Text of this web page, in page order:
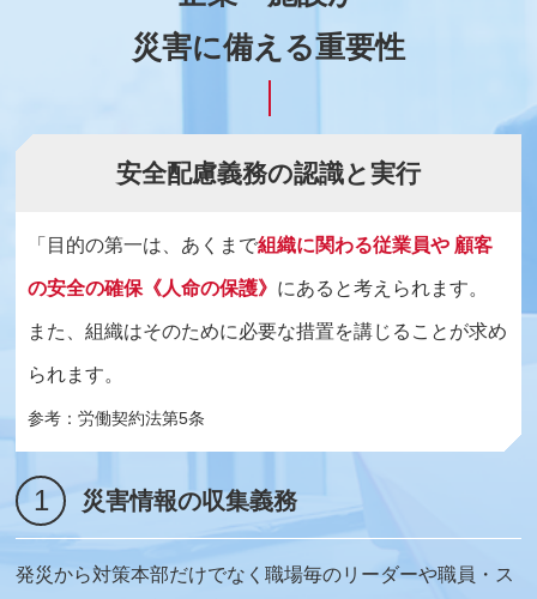
災害に備える重要性
安全配慮義務の認識と実行
「目的の第一は、あくまで組織に関わる従業員や 顧客
の安全の確保《人命の保護》 にあると考えられます。
また、組織はそのために必要な措置を講じることが求め
られます。
参考：労働契約法第5条
1 災害情報の収集義務
発災から対策本部だけでなく職場毎のリーダーや職員・ス